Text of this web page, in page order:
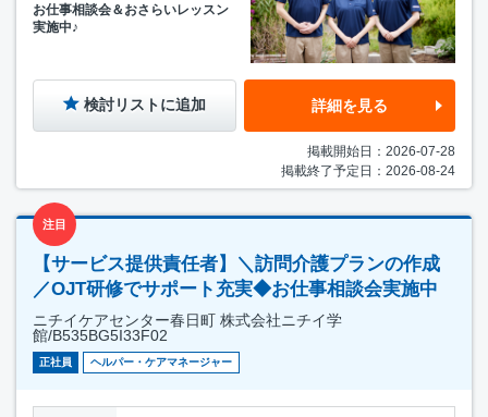
お仕事相談会＆おさらいレッスン
実施中♪
検討リストに追加 詳細を見る
掲載開始日：2026-07-28
掲載終了予定日：2026-08-24
注目
【サービス提供責任者】＼訪問介護プランの作成
／OJT研修でサポート充実◆お仕事相談会実施中
ニチイケアセンター春日町 株式会社ニチイ学
館/B535BG5I33F02
正社員 ヘルパー・ケアマネージャー